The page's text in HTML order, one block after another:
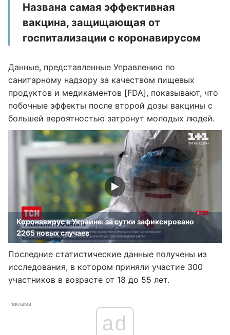
Названа самая эффективная
вакцина, защищающая от
госпитализации с коронавирусом
Данные, представленные Управлению по
санитарному надзору за качеством пищевых
продуктов и медикаментов [FDA], показывают, что
побочные эффекты после второй дозы вакцины с
большей вероятностью затронут молодых людей.
Коронавирус в Украине: за сутки зафиксировано
2265 новых случаев
Последние статистические данные получены из
исследования, в котором приняли участие 300
участников в возрасте от 18 до 55 лет.
Реклама
ad